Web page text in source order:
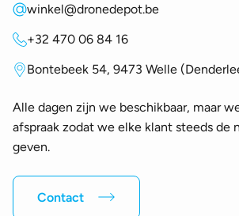
winkel@dronedepot.be
+32 470 06 84 16
Bontebeek 54, 9473 Welle
Alle dagen zijn we beschikbaar, maar
afspraak zodat we elke klant steeds de
geven.
Contact